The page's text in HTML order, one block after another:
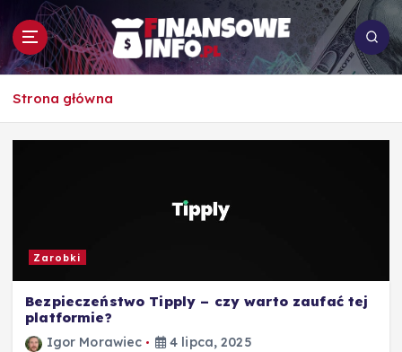
p
To i owo o rachunkowości, pracy, biznesie i
Strona główna
Zarobki
Bezpieczeństwo Tipply – czy warto zaufać tej
platformie?
Igor Morawiec 4 lipca, 2025